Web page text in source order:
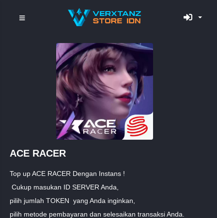
ACE RACER
Top up ACE RACER Dengan Instans !
Cukup masukan ID SERVER Anda,
pilih jumlah TOKEN yang Anda inginkan,
pilih metode pembayaran dan selesaikan transaksi Anda.